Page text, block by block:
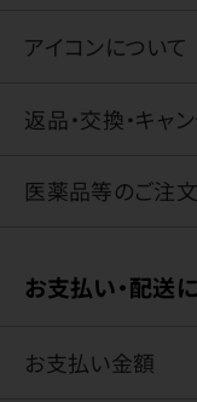
アイコンについて
返品・交換・キャ
医薬品等のご注
お支払い・配送
お支払い金額